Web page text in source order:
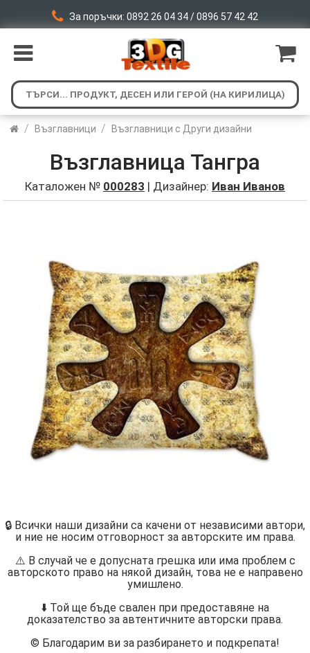
За поръчки: 0892 26 04 34 / 0896 57 42 42
/ Възглавници / Възглавници с Други дизайни
Възглавница Тангра
Каталожен № 000283 | Дизайнер: Иван Иванов
🔒 Всички наши дизайни са качени от независими автори,
и ние не носим отговорност за авторските им права.
⚠️ В случай че е допусната грешка или има проблем с
авторското право на някой дизайн, това не е направено
умишлено.
⬇️ Той ще бъде свален при предоставяне на
доказателство за автентичните авторски права.
©️ Благодарим ви за разбирането и подкрепата!